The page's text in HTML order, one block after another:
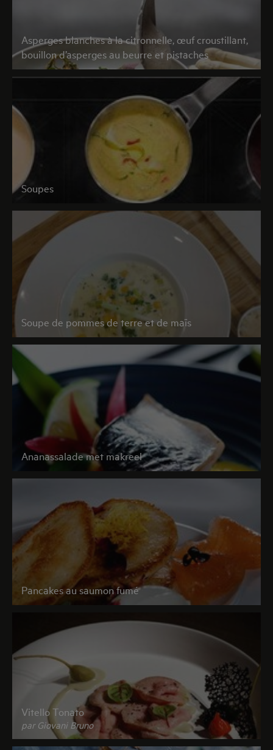
Asperges blanches à la citronnelle, œuf croustillant,
bouillon d’asperges au beurre et pistaches
Soupes
Soupe de pommes de terre et de maïs
Ananassalade met makreel
Pancakes au saumon fumé
Vitello Tonato
par Giovani Bruno